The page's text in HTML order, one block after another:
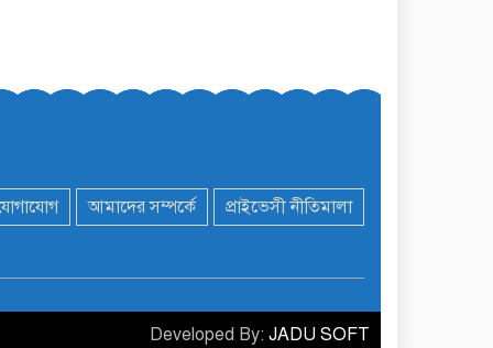
আমাদের সম্পর্কে প্রাইভেসী নীতিমালা
Developed By: JADU SOFT